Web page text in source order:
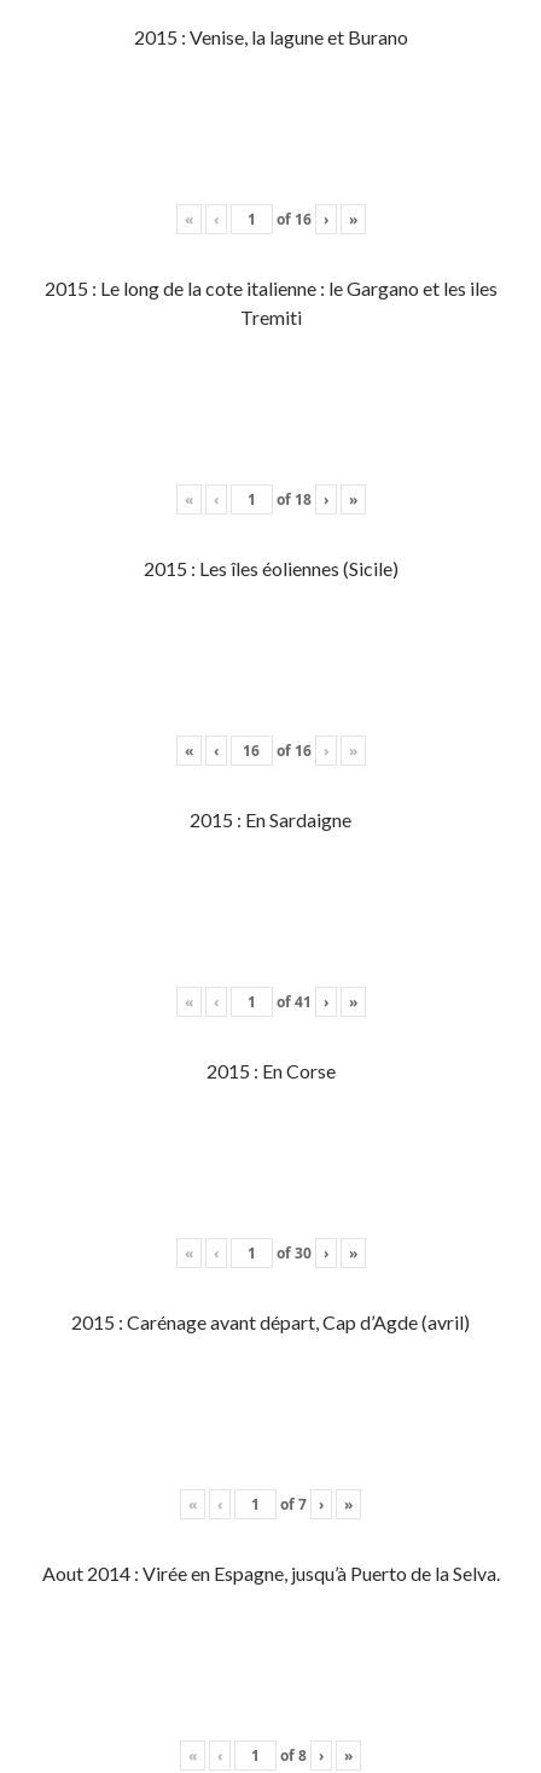
2015 : Venise, la lagune et Burano
« ‹ of 16 › »
2015 : Le long de la cote italienne : le Gargano et les iles
Tremiti
« ‹ of 18 › »
2015 : Les îles éoliennes (Sicile)
« ‹ of 16 › »
2015 : En Sardaigne
« ‹ of41 › »
2015 : En Corse
« ‹ of30 › »
2015 : Carénage avant départ, Cap d’Agde (avril)
« ‹ of7 › »
Aout 2014 : Virée en Espagne, jusqu’à Puerto de la Selva.
« ‹ of8 › »